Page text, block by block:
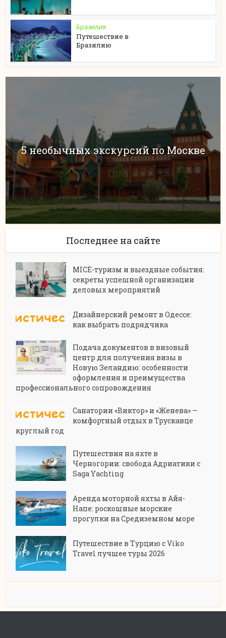
Бразилия
Путешествие в
Бразилию
5 необычных экскурсий по Москве
Последнее на сайте
MICE-туризм и выездные события:
секреты успешной организации
деловых мероприятий
Дизайнерский ремонт в Одессе:
как выбрать подрядчика
Подача документов в визовый
центр для получения визы в
Новую Зеландию: особенности
оформления и преимущества
профессионального сопровождения
Санатории «Виктор» и «Женева» —
комфортный отдых в Трускавце
круглый год
Путешествия на яхте в
Черногории: свобода Адриатики с
Saga Yachting
Аренда моторной яхты в Айя-
Напе: роскошные морские
прогулки на Средиземном море
Путешествие в Турцию с Viko
Travel лучшее туры 2026